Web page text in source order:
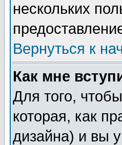
нескольких
Вернуться к
Как мне
Для того,
которая, как
дизайна) и вы